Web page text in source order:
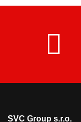
SVC Group s.r.o.